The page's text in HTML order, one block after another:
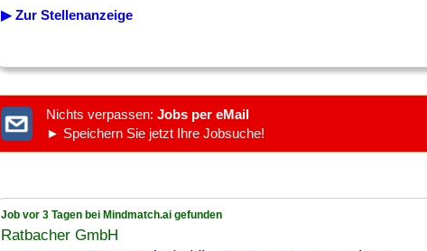
▶ Zur Stellenanzeige
Nichts verpassen: Jobs per eMail
► Speichern Sie jetzt Ihre Jobsuche!
Job vor 3 Tagen bei Mindmatch.ai gefunden
Ratbacher GmbH